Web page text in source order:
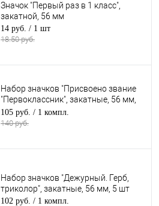
Значок "Первый раз в 1 класс",
закатной, 56 мм
14 руб. / 1 шт
18.50 руб.
Набор значков "Присвоено звание
"Первоклассник", закатные, 56 мм,
10 шт
105 руб. / 1 компл.
140 руб.
Набор значков "Дежурный. Герб,
триколор", закатные, 56 мм, 5 шт
102 руб. / 1 компл.